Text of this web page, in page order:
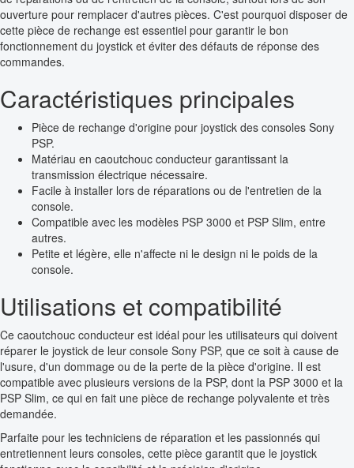
ouverture pour remplacer d'autres pièces. C'est pourquoi disposer de
cette pièce de rechange est essentiel pour garantir le bon
fonctionnement du joystick et éviter des défauts de réponse des
commandes.
Caractéristiques principales
Pièce de rechange d'origine pour joystick des consoles Sony
PSP.
Matériau en caoutchouc conducteur garantissant la
transmission électrique nécessaire.
Facile à installer lors de réparations ou de l'entretien de la
console.
Compatible avec les modèles PSP 3000 et PSP Slim, entre
autres.
Petite et légère, elle n'affecte ni le design ni le poids de la
console.
Utilisations et compatibilité
Ce caoutchouc conducteur est idéal pour les utilisateurs qui doivent
réparer le joystick de leur console Sony PSP, que ce soit à cause de
l'usure, d'un dommage ou de la perte de la pièce d'origine. Il est
compatible avec plusieurs versions de la PSP, dont la PSP 3000 et la
PSP Slim, ce qui en fait une pièce de rechange polyvalente et très
demandée.
Parfaite pour les techniciens de réparation et les passionnés qui
entretiennent leurs consoles, cette pièce garantit que le joystick